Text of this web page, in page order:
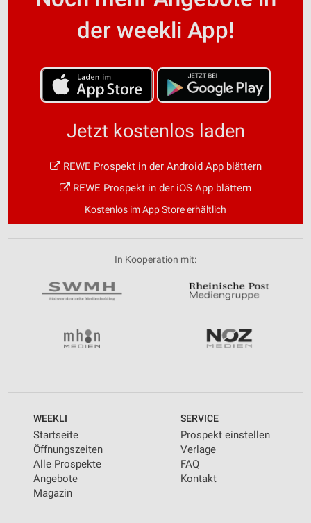
der weekli App!
Jetzt kostenlos laden
REWE Prospekt in der Android App blättern
REWE Prospekt in der iOS App blättern
Kostenlos im App Store erhältlich
In Kooperation mit:
WEEKLI
Startseite
Öffnungszeiten
Alle Prospekte
Angebote
Magazin
SERVICE
Prospekt einstellen
Verlage
FAQ
Kontakt